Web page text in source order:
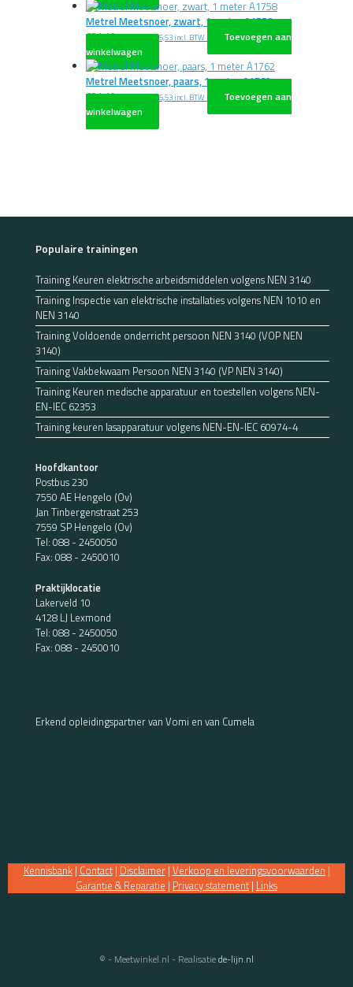
Metrel Meetsnoer, zwart, 1 meter A1758
€21,10 excl. BTW€25,53 incl. BTW
Toevoegen aan
winkelwagen
Metrel Meetsnoer, paars, 1 meter A1762
€21,10 excl. BTW€25,53 incl. BTW
Toevoegen aan
winkelwagen
Populaire trainingen
Training Keuren elektrische arbeidsmiddelen volgens NEN 3140
Training Inspectie van elektrische installaties volgens NEN 1010 en
NEN 3140
Training Voldoende onderricht persoon NEN 3140 (VOP NEN
3140)
Training Vakbekwaam Persoon NEN 3140 (VP NEN 3140)
Training Keuren medische apparatuur en toestellen volgens NEN-
EN-IEC 62353
Training keuren lasapparatuur volgens NEN-EN-IEC 60974-4
Hoofdkantoor
Postbus 230
7550 AE Hengelo (Ov)
Jan Tinbergenstraat 253
7559 SP Hengelo (Ov)
Tel: 088 - 2450050
Fax: 088 - 2450010
Praktijklocatie
Lakerveld 10
4128 LJ Lexmond
Tel: 088 - 2450050
Fax: 088 - 2450010
Erkend opleidingspartner van Vomi en van Cumela
Kennisbank| Contact| Disclaimer| Verkoop en leveringsvoorwaarden |
Garantie & Reparatie | Privacy statement | Links
© - Meetwinkel.nl - Realisatiede-lijn.nl